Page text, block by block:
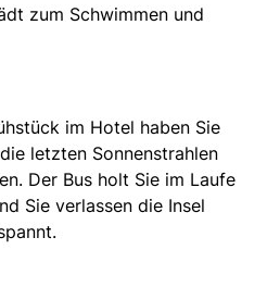
zum Schwimmen und
im Hotel haben Sie
letzten Sonnenstrahlen
Der Bus holt Sie im Laufe
Sie verlassen die Insel